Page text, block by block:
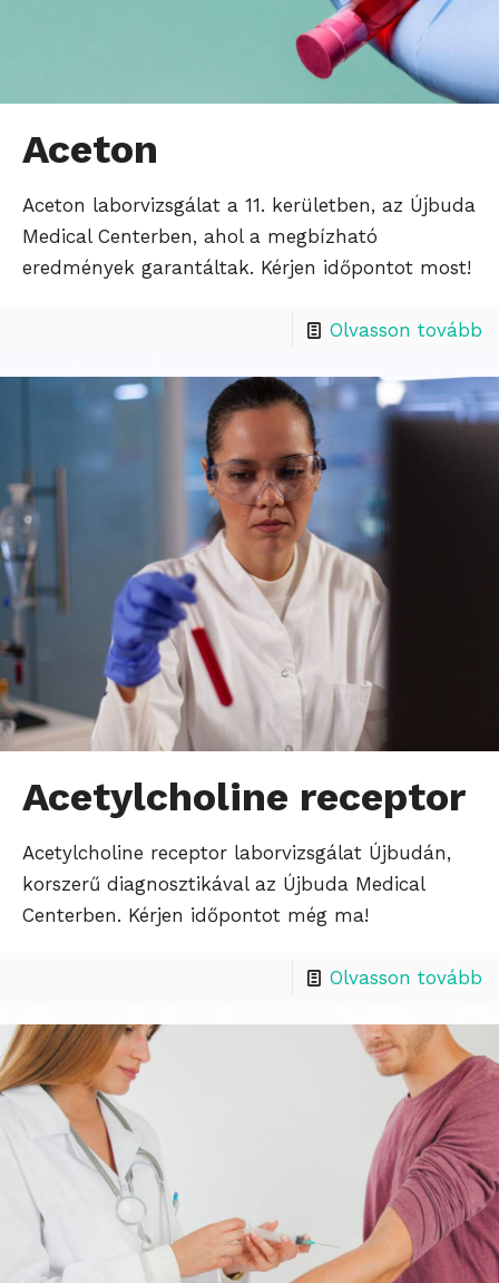
Aceton
Aceton laborvizsgálat a 11. kerületben, az Újbuda
Medical Centerben, ahol a megbízható
eredmények garantáltak. Kérjen időpontot most!
Olvasson tovább
Acetylcholine receptor
Acetylcholine receptor laborvizsgálat Újbudán,
korszerű diagnosztikával az Újbuda Medical
Centerben. Kérjen időpontot még ma!
Olvasson tovább